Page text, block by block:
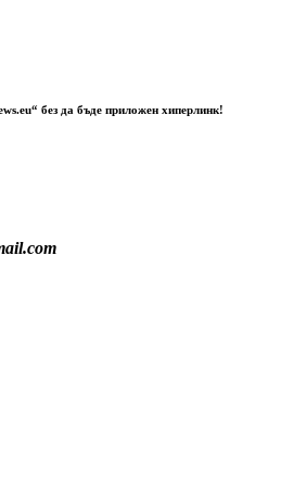
без да бъде приложен хиперлинк!